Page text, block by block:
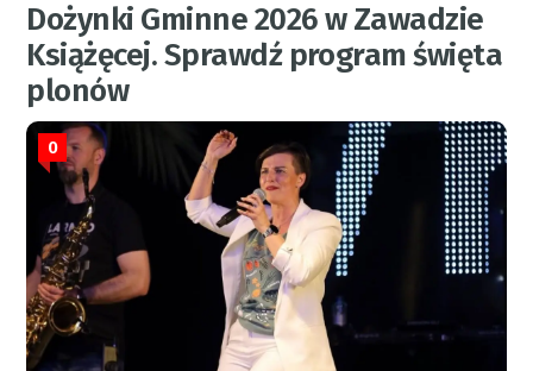
Dożynki Gminne 2026 w Zawadzie
Książęcej. Sprawdź program święta
plonów
0